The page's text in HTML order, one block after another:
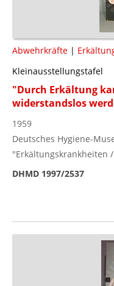
Abwehrkräfte |
Kleinausstellungstafel
"Durch Erkältung
widerstandslos
1959
Deutsches Hygiene-
"Erkältungskrankheiten
DHMD 1997/2537